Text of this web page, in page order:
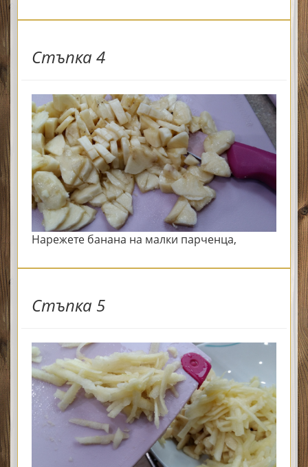
Стъпка 4
Нарежете банана на малки парченца,
Стъпка 5